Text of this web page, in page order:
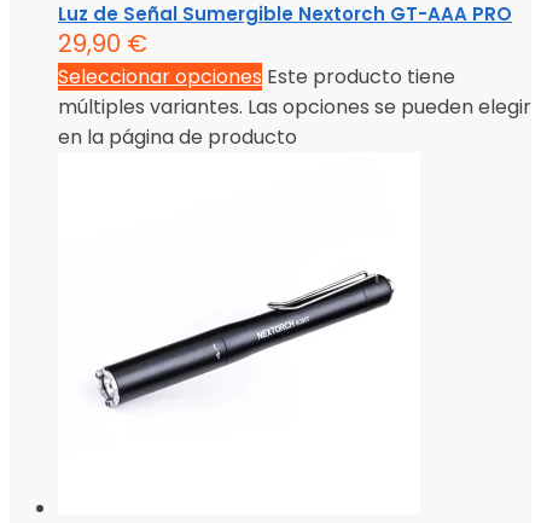
Luz de Señal Sumergible Nextorch GT-AAA PRO
29,90 €
Seleccionar opciones Este producto tiene
múltiples variantes. Las opciones se pueden elegir
en la página de producto